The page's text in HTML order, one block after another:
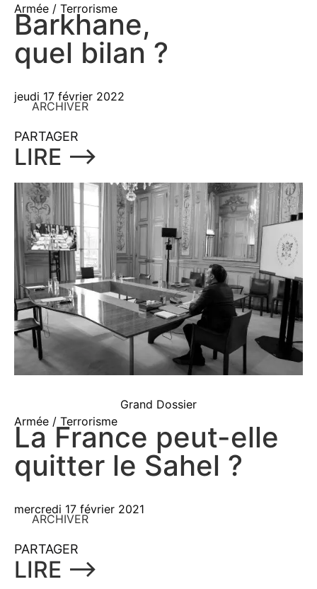
Armée / Terrorisme
Barkhane,
quel bilan ?
jeudi 17 février 2022
ARCHIVER
PARTAGER
LIRE ⟶
Grand Dossier
Armée / Terrorisme
La France peut-elle
quitter le Sahel ?
mercredi 17 février 2021
ARCHIVER
PARTAGER
LIRE ⟶